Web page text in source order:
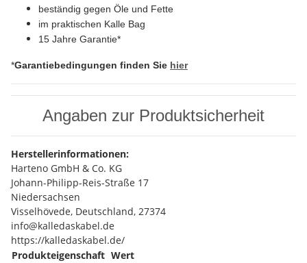
beständig gegen Öle und Fette
im praktischen Kalle Bag
15 Jahre Garantie*
*Garantiebedingungen finden Sie hier
Angaben zur Produktsicherheit
Herstellerinformationen:
Harteno GmbH & Co. KG
Johann-Philipp-Reis-Straße 17
Niedersachsen
Visselhövede, Deutschland, 27374
info@kalledaskabel.de
https://kalledaskabel.de/
Produkteigenschaft Wert